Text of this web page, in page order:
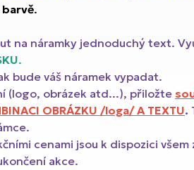
Argus ProBand®
.
na náramky jednoduchý text.
.
bude váš náramek vypadat.
(logo, obrázek atd...), přiložte
OBRÁZKU /loga/ A TEXTU.
cenami jsou k dispozici
akce.